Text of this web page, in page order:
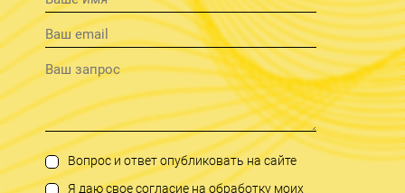
Вопрос и ответ опубликовать на сайте
Я даю свое согласие на обработку моих